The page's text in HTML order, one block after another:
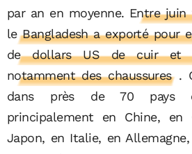
par an en moyenne. Entre juin
le Bangladesh a exporté pour
de dollars US de cuir et
notamment des chaussures .
dans près de 70 pays
principalement en Chine,
Japon, en Italie, en